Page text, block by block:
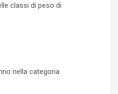
classi di peso di
nella categoria